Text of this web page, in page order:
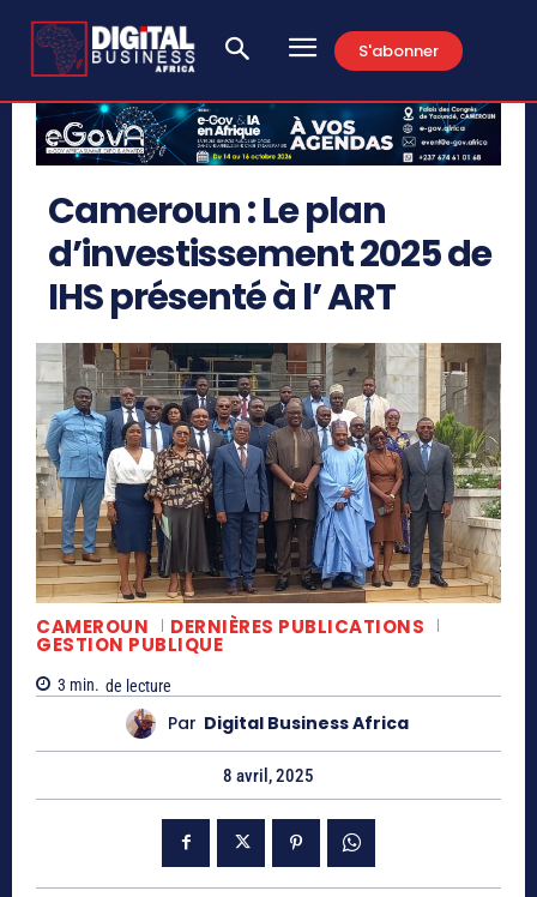
S'abonner
Cameroun : Le plan
d’investissement 2025 de
IHS présenté à l’ ART
CAMEROUN DERNIÈRES PUBLICATIONS
GESTION PUBLIQUE
3 min. de lecture
Par Digital Business Africa
8 avril, 2025